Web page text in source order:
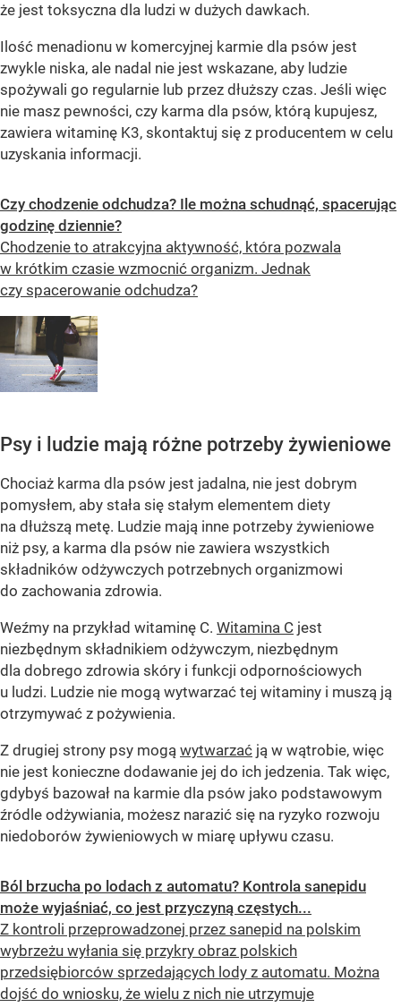
że jest toksyczna dla ludzi w dużych dawkach.
Ilość menadionu w komercyjnej karmie dla psów jest
zwykle niska, ale nadal nie jest wskazane, aby ludzie
spożywali go regularnie lub przez dłuższy czas. Jeśli więc
nie masz pewności, czy karma dla psów, którą kupujesz,
zawiera witaminę K3, skontaktuj się z producentem w celu
uzyskania informacji.
Czy chodzenie odchudza? Ile można schudnąć, spacerując
godzinę dziennie?
Chodzenie to atrakcyjna aktywność, która pozwala
w krótkim czasie wzmocnić organizm. Jednak
czy spacerowanie odchudza?
Psy i ludzie mają różne potrzeby żywieniowe
Chociaż karma dla psów jest jadalna, nie jest dobrym
pomysłem, aby stała się stałym elementem diety
na dłuższą metę. Ludzie mają inne potrzeby żywieniowe
niż psy, a karma dla psów nie zawiera wszystkich
składników odżywczych potrzebnych organizmowi
do zachowania zdrowia.
Weźmy na przykład witaminę C. Witamina C jest
niezbędnym składnikiem odżywczym, niezbędnym
dla dobrego zdrowia skóry i funkcji odpornościowych
u ludzi. Ludzie nie mogą wytwarzać tej witaminy i muszą ją
otrzymywać z pożywienia.
Z drugiej strony psy mogą wytwarzać ją w wątrobie, więc
nie jest konieczne dodawanie jej do ich jedzenia. Tak więc,
gdybyś bazował na karmie dla psów jako podstawowym
źródle odżywiania, możesz narazić się na ryzyko rozwoju
niedoborów żywieniowych w miarę upływu czasu.
Ból brzucha po lodach z automatu? Kontrola sanepidu
może wyjaśniać, co jest przyczyną częstych...
Z kontroli przeprowadzonej przez sanepid na polskim
wybrzeżu wyłania się przykry obraz polskich
przedsiębiorców sprzedających lody z automatu. Można
dojść do wniosku, że wielu z nich nie utrzymuje